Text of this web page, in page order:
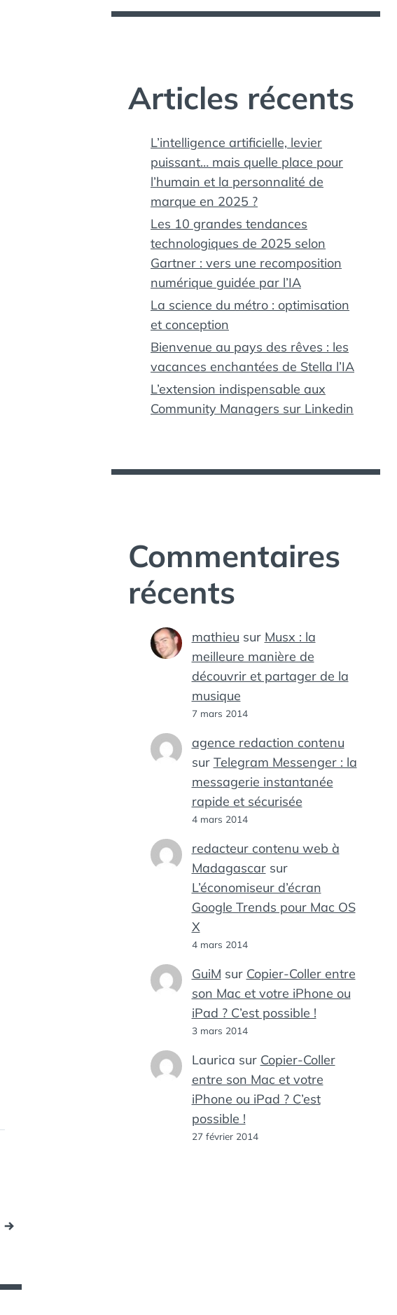
Articles récents
L’intelligence artificielle, levier
puissant… mais quelle place pour
l’humain et la personnalité de
marque en 2025 ?
Les 10 grandes tendances
technologiques de 2025 selon
Gartner : vers une recomposition
numérique guidée par l’IA
La science du métro : optimisation
et conception
Bienvenue au pays des rêves : les
vacances enchantées de Stella l’IA
L’extension indispensable aux
Community Managers sur Linkedin
Commentaires
récents
mathieu sur Musx : la
meilleure manière de
découvrir et partager de la
musique
7 mars 2014
agence redaction contenu
sur Telegram Messenger : la
messagerie instantanée
rapide et sécurisée
4 mars 2014
redacteur contenu web à
Madagascarsur
L’économiseur d’écran
Google Trends pour Mac OS
X
4 mars 2014
GuiM sur Copier-Coller entre
son Mac et votre iPhone ou
iPad ? C’est possible !
3 mars 2014
Laurica sur Copier-Coller
entre son Mac et votre
iPhone ou iPad ? C’est
possible !
27 février 2014